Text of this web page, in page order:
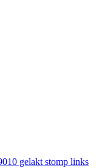
gelakt stomp links